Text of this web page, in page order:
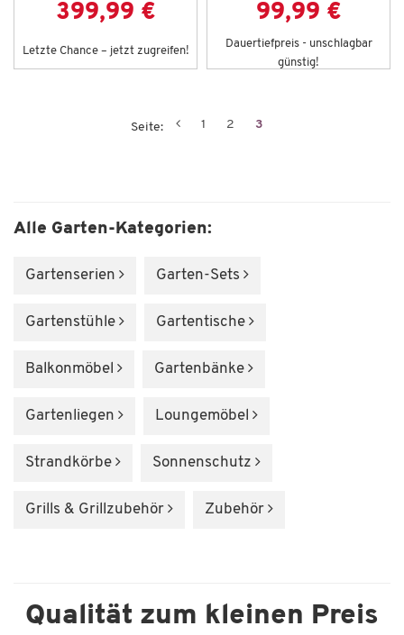
399,99 €
Letzte Chance – jetzt zugreifen!
99,99 €
Dauertiefpreis - unschlagbar
günstig!
Seite: 1 2 3
Alle Garten-Kategorien:
Gartenserien Garten-Sets
Gartenstühle Gartentische
Balkonmöbel Gartenbänke
Gartenliegen Loungemöbel
Strandkörbe Sonnenschutz
Grills & Grillzubehör Zubehör
Qualität zum kleinen Preis